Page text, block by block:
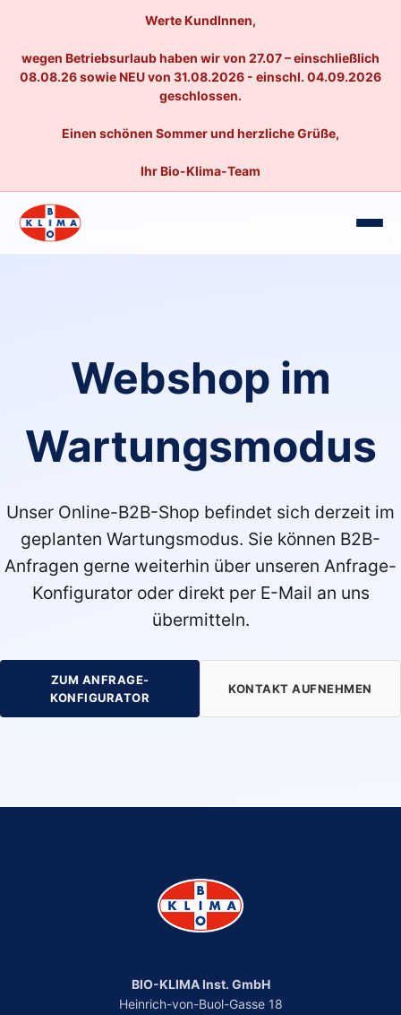
Werte KundInnen,
wegen Betriebsurlaub haben wir von 27.07 – einschließlich
08.08.26 sowie NEU von 31.08.2026 - einschl. 04.09.2026
geschlossen.
Einen schönen Sommer und herzliche Grüße,
Ihr Bio-Klima-Team
Webshop im
Wartungsmodus
Unser Online-B2B-Shop befindet sich derzeit im
geplanten Wartungsmodus. Sie können B2B-
Anfragen gerne weiterhin über unseren Anfrage-
Konfigurator oder direkt per E-Mail an uns
übermitteln.
ZUM ANFRAGE-
KONFIGURATOR
KONTAKT AUFNEHMEN
BIO-KLIMA Inst. GmbH
Heinrich-von-Buol-Gasse 18